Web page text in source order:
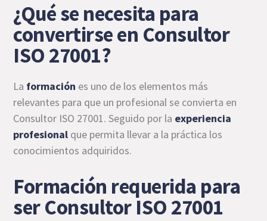
¿Qué se necesita para
convertirse en Consultor
ISO 27001?
La formación es uno de los elementos más
relevantes para que un profesional se convierta en
Consultor ISO 27001. Seguido por la experiencia
profesional que permita llevar a la práctica los
conocimientos adquiridos.
Formación requerida para
ser Consultor ISO 27001